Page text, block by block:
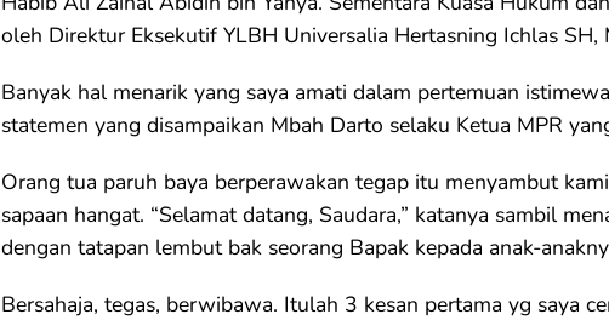
oleh Direktur Eksekutif YLBH Universalia Hertasning Ichlas SH,
Banyak hal menarik yang saya amati dalam pertemuan
statemen yang disampaikan Mbah Darto selaku Ketua MPR
Orang tua paruh baya berperawakan tegap itu menyambut
sapaan hangat. “Selamat datang, Saudara,” katanya sambil
dengan tatapan lembut bak seorang Bapak kepada anak-
Bersahaja, tegas, berwibawa. Itulah 3 kesan pertama yg saya